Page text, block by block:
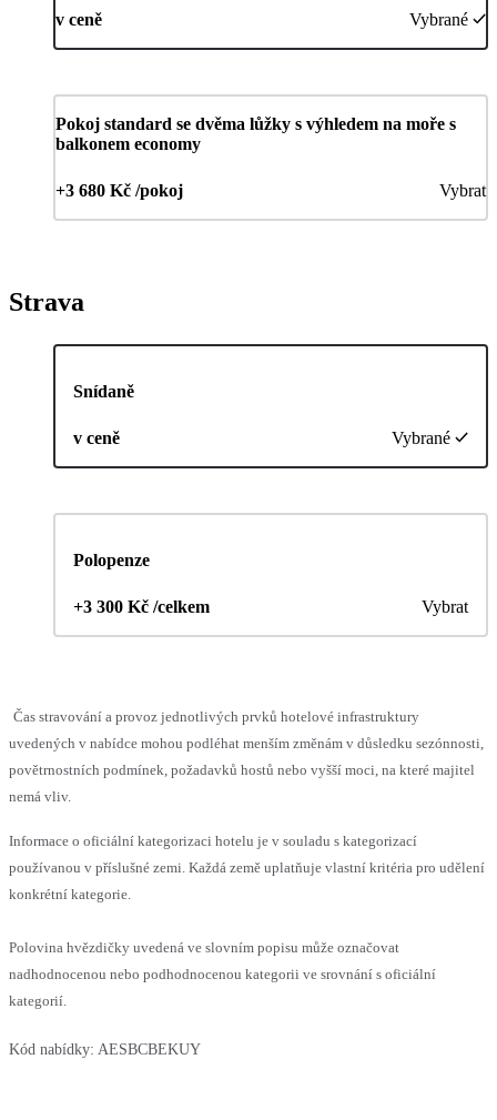
v ceně Vybrané
Pokoj standard se dvěma lůžky s výhledem na moře s
balkonem economy
+3 680 Kč /pokoj Vybrat
Strava
Snídaně
v ceně Vybrané
Polopenze
+3 300 Kč /celkem Vybrat
Čas stravování a provoz jednotlivých prvků hotelové infrastruktury
uvedených v nabídce mohou podléhat menším změnám v důsledku sezónnosti,
povětrnostních podmínek, požadavků hostů nebo vyšší moci, na které majitel
nemá vliv.
Informace o oficiální kategorizaci hotelu je v souladu s kategorizací
používanou v příslušné zemi. Každá země uplatňuje vlastní kritéria pro udělení
konkrétní kategorie.
Polovina hvězdičky uvedená ve slovním popisu může označovat
nadhodnocenou nebo podhodnocenou kategorii ve srovnání s oficiální
kategorií.
Kód nabídky: AESBCBEKUY